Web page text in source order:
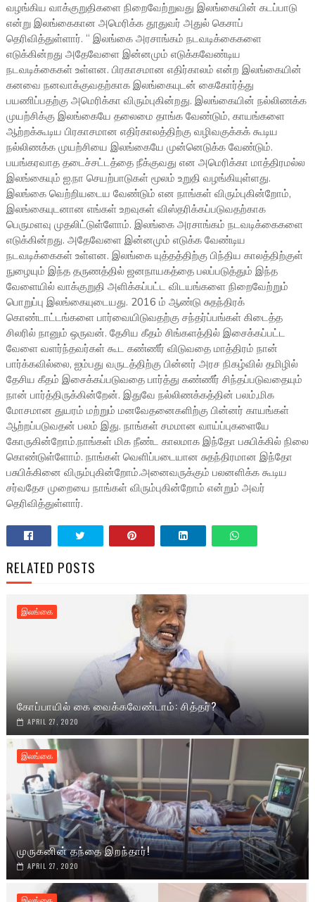
வழங்கிய வாக்குறுதிகளை நிறைவேற்றுவது இலங்கையின் கடப்பாடு
என்று இலங்கைகான அமெரிக்க தூதுவர் அதுல் கெசாப்
தெரிவித்துள்ளார். “ இலங்கை அரசாங்கம் நடவடிக்கைகளை
எடுக்கின்றது அதேவேளை இன்னமும் எடுக்கவேண்டிய
நடவடிக்கைகள் உள்ளன. பிரகாசமான எதிர்காலம் என்ற இலங்கையின்
கனவை நனவாக்குவதற்காக இலங்கையுடன் கைகோர்த்து
பயணிப்பதற்கு அமெரிக்கா விரும்புகின்றது. இலங்கையின் நல்லிணக்க
முயற்சிக்கு இலங்கையே தலைமை தாங்க வேண்டும், காயங்களை
ஆற்றக்கூடிய பிரகாசமான எதிர்காலத்திற்கு வழிவகுக்கக் கூடிய
நல்லிணக்க முயற்சியை இலங்கையே முன்னெடுக்க வேண்டும்.
பயங்கரவாத தடைச்சட்டத்தை நீக்குவது என அமெரிக்கா மாத்திரமல்ல
இலங்கையும் ஐ.நா செயற்பாடுகள் மூலம் உறுதி வழங்கியுள்ளது.
இலங்கை வெற்றியடைய வேண்டும் என நாங்கள் விரும்புகின்றோம்,
இலங்கையுடனான எங்கள் உறவுகள் விஸ்தரிக்கப்படுவதற்காக
பெருமளவு முதலிட்டுள்ளோம். இலங்கை அரசாங்கம் நடவடிக்கைகளை
எடுக்கின்றது. அதேவேளை இன்னமும் எடுக்க வேண்டிய
நடவடிக்கைகள் உள்ளன. இலங்கை யுத்தத்திற்கு பிந்திய காலத்திற்குள்
நுழையும் இந்த தருணத்தில் ஜனநாயகத்தை பலப்படுத்தும் இந்த
வேளையில் வாக்குறுதி அளிக்கப்பட்ட விடயங்களை நிறைவேற்றும்
பொறுப்பு இலங்கையுடையது. 2016 ம் ஆண்டு சுதந்திரக்
கொண்டாட்டங்களை பார்வையிடுவதற்கு சந்தர்ப்பங்கள் கிடைத்த
சிலரில் நானும் ஒருவன். தேசிய கீதம் சிங்களத்தில் இசைக்கப்பட்ட
வேளை வளர்ந்தவர்கள் கூட கண்ணீர் விடுவதை மாத்திரம் நான்
பார்க்கவில்லை, ஐம்பது வருடத்திற்கு பின்னர் அரச நிகழ்வில் தமிழில்
தேசிய கீதம் இசைக்கப்படுவதை பார்த்து கண்ணீர் சிந்தப்படுவதையும்
நான் பார்த்திருக்கின்றேன். இதுவே நல்லிணக்கத்தின் பலம்,மிக
மோசமான துயரம் மற்றும் மனவேதனைகளிற்கு பின்னர் காயங்கள்
ஆற்றப்படுவதன் பலம் இது. நாங்கள் சமமான வாய்ப்புகளையே
கோருகின்றோம்.நாங்கள் மிக நீண்ட காலமாக இந்தோ பசுபிக்கில் நிலை
கொண்டுள்ளோம். நாங்கள் வெளிப்படையான சுதந்திரமான இந்தோ
பசுபிக்கினை விரும்புகின்றோம்.அனைவருக்கும் பலனளிக்க கூடிய
சர்வதேச முறையை நாங்கள் விரும்புகின்றோம் என்றும் அவர்
தெரிவித்துள்ளார்.
RELATED POSTS
இலங்கை
கோப்பாயில் கை வைக்கவேண்டாம்: சித்தர்?
APRIL 27, 2020
இலங்கை
முருகனின் தந்தை இறந்தார்!
APRIL 27, 2020